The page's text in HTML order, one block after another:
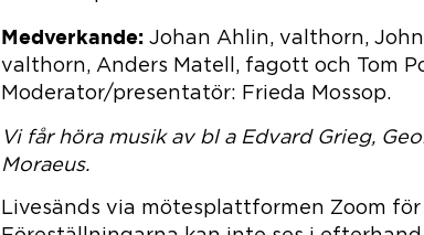
Medverkande: Johan Ahlin, valthorn,
valthorn, Anders Matell, fagott och Tom
Moderator/presentatör: Frieda Mossop.
Vi får höra musik av bl a Edvard Grieg,
Moraeus.
Livesänds via mötesplattformen Zoom